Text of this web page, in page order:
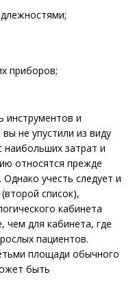
приборов;
инструментов и
не упустили из виду
наибольших затрат и
относятся прежде
учесть следует и
список),
кабинета
для кабинета, где
пациентов.
площади обычного
быть